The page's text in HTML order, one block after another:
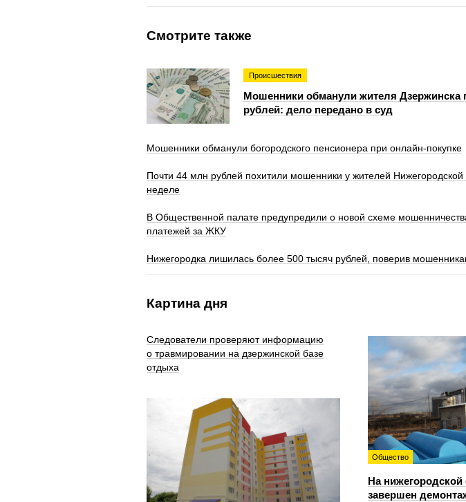
Смотрите также
Происшествия
Мошенники обманули жителя Дзержинска
рублей: дело передано в суд
Мошенники обманули богородского пенсионера при онлайн-покупке
Почти 44 млн рублей похитили мошенники у жителей
неделе
В Общественной палате предупредили о новой схеме
платежей за ЖКУ
Нижегородка лишилась более 500 тысяч рублей, поверив
Картина дня
Следователи проверяют информацию
о травмировании на дзержинской базе
отдыха
Общество
На нижегородской
завершен